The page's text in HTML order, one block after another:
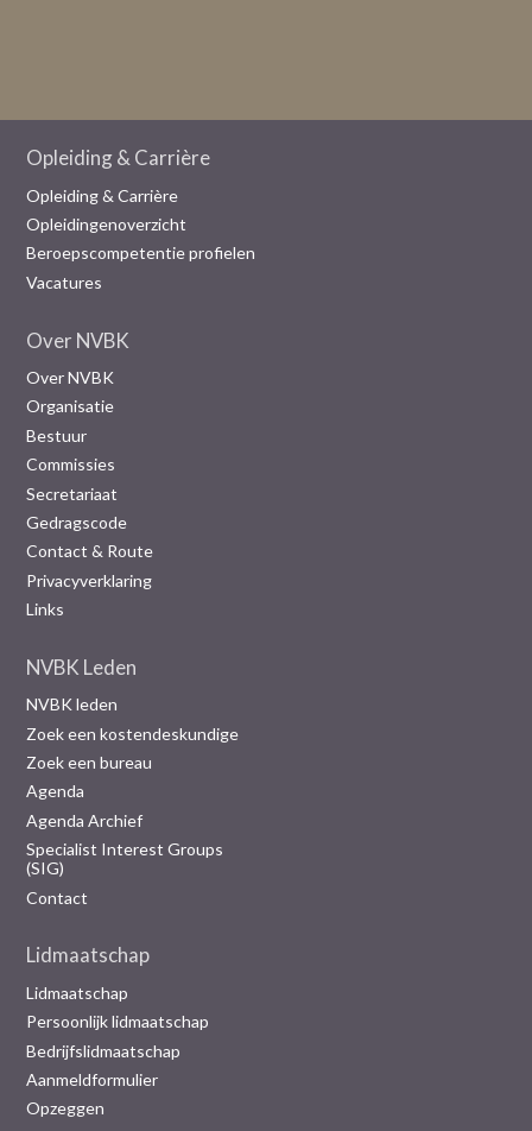
Opleiding & Carrière
Opleiding & Carrière
Opleidingenoverzicht
Beroepscompetentie profielen
Vacatures
Over NVBK
Over NVBK
Organisatie
Bestuur
Commissies
Secretariaat
Gedragscode
Contact & Route
Privacyverklaring
Links
NVBK Leden
NVBK leden
Zoek een kostendeskundige
Zoek een bureau
Agenda
Agenda Archief
Specialist Interest Groups
(SIG)
Contact
Lidmaatschap
Lidmaatschap
Persoonlijk lidmaatschap
Bedrijfslidmaatschap
Aanmeldformulier
Opzeggen